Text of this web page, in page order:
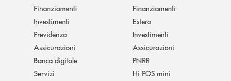
Finanziamenti
Investimenti
Previdenza
Assicurazioni
Banca digitale
Servizi
Finanziamenti
Estero
Investimenti
Assicurazioni
PNRR
Hi-POS mini